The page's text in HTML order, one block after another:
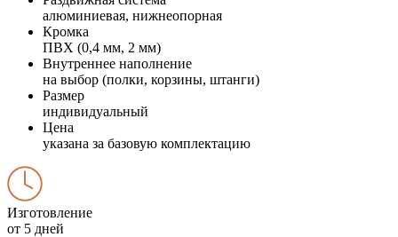
алюминиевая, нижнеопорная
Кромка
ПВХ (0,4 мм, 2 мм)
Внутреннее наполнение
на выбор (полки, корзины, штанги)
Размер
индивидуальный
Цена
указана за базовую комплектацию
Изготовление
от 5 дней